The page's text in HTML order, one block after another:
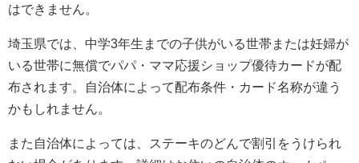
はできません。
埼玉県では、中学3年生までの子供がいる世帯または妊婦が
いる世帯に無償でパパ・ママ応援ショップ優待カードが配
布されます。自治体によって配布条件・カード名称が違う
かもしれません。
また自治体によっては、ステーキのどんで割引をうけられ